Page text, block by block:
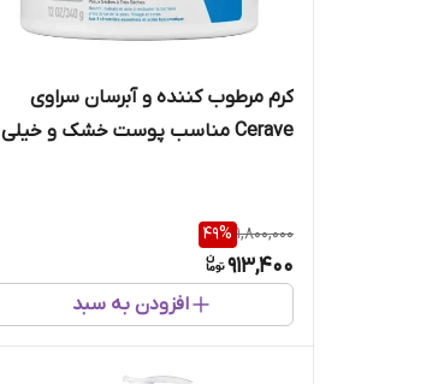
کرم مرطوب کننده و آبرسان سراوی
Cerave مناسب پوست خشک و خیلی
1,800,000
49%
913,400
افزودن به سبد